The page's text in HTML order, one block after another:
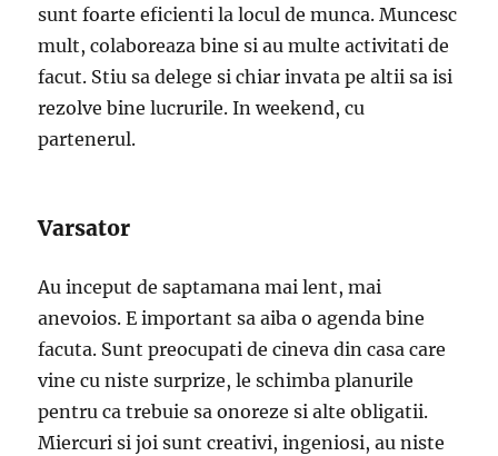
sunt foarte eficienti la locul de munca. Muncesc
mult, colaboreaza bine si au multe activitati de
facut. Stiu sa delege si chiar invata pe altii sa isi
rezolve bine lucrurile. In weekend, cu
partenerul.
Varsator
Au inceput de saptamana mai lent, mai
anevoios. E important sa aiba o agenda bine
facuta. Sunt preocupati de cineva din casa care
vine cu niste surprize, le schimba planurile
pentru ca trebuie sa onoreze si alte obligatii.
Miercuri si joi sunt creativi, ingeniosi, au niste